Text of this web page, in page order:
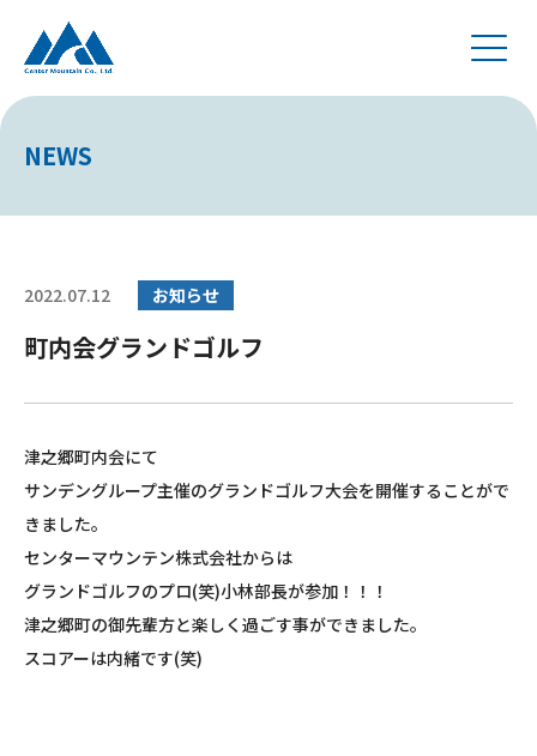
NEWS
2022.07.12 お知らせ
町内会グランドゴルフ
津之郷町内会にて
サンデングループ主催のグランドゴルフ大会を開催することがで
きました。
センターマウンテン株式会社からは
グランドゴルフのプロ(笑)小林部長が参加！！！
津之郷町の御先輩方と楽しく過ごす事ができました。
スコアーは内緒です(笑)